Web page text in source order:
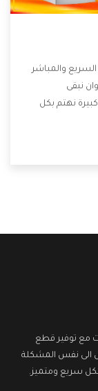
والمباشر
نبقى
نهتم بكل
من أهم
مع توفير قطع
الى نفس المشكلة
سريع ومتميز.